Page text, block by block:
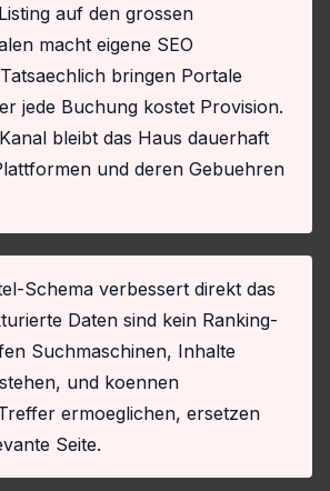
auf den grossen
macht eigene SEO
bringen Portale
jede Buchung kostet Provision.
bleibt das Haus dauerhaft
und deren Gebuehren
Schema verbessert direkt das
Daten sind kein Ranking-
Suchmaschinen, Inhalte
und koennen
ermoeglichen, ersetzen
Seite.